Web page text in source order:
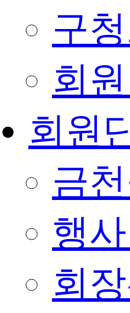
구
회
회원
금
행
회